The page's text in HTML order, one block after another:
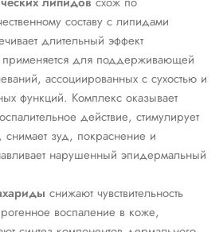
составу с липидами
длительный эффект
для поддерживающей
ассоциированных с сухостью и
функций. Комплекс оказывает
действие, стимулирует
зуд, покраснение и
нарушенный эпидермальный
снижают чувствительность
воспаление в коже,